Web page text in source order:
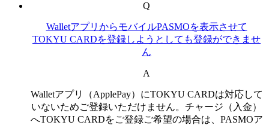
Q
WalletアプリからモバイルPASMOを表示させて
TOKYU CARDを登録しようとしても登録ができませ
ん
A
Walletアプリ（ApplePay）にTOKYU CARDは対応して
いないためご登録いただけません。チャージ（入金）
へTOKYU CARDをご登録ご希望の場合は、PASMOア